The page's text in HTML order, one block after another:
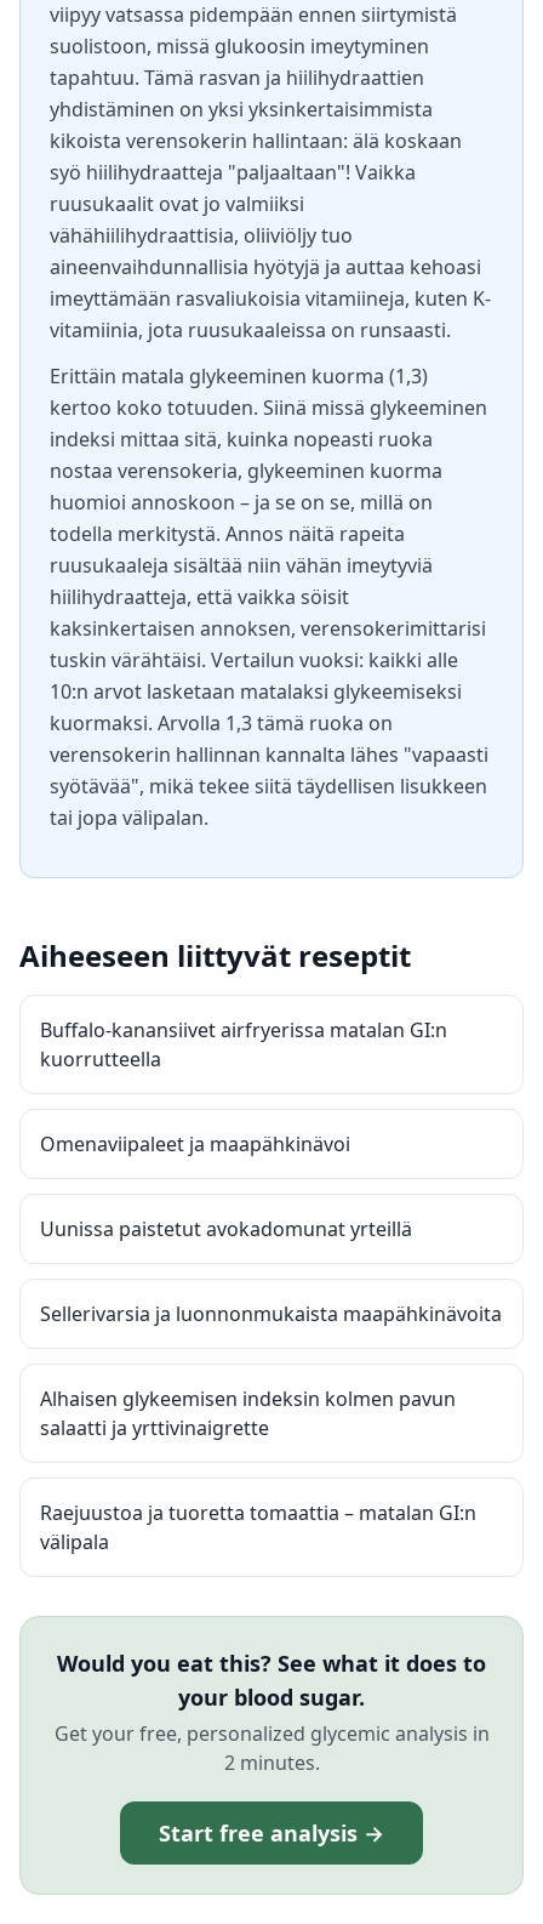
viipyy vatsassa pidempään ennen siirtymistä
suolistoon, missä glukoosin imeytyminen
tapahtuu. Tämä rasvan ja hiilihydraattien
yhdistäminen on yksi yksinkertaisimmista
kikoista verensokerin hallintaan: älä koskaan
syö hiilihydraatteja "paljaaltaan"! Vaikka
ruusukaalit ovat jo valmiiksi
vähähiilihydraattisia, oliiviöljy tuo
aineenvaihdunnallisia hyötyjä ja auttaa kehoasi
imeyttämään rasvaliukoisia vitamiineja, kuten K-
vitamiinia, jota ruusukaaleissa on runsaasti.
Erittäin matala glykeeminen kuorma (1,3)
kertoo koko totuuden. Siinä missä glykeeminen
indeksi mittaa sitä, kuinka nopeasti ruoka
nostaa verensokeria, glykeeminen kuorma
huomioi annoskoon – ja se on se, millä on
todella merkitystä. Annos näitä rapeita
ruusukaaleja sisältää niin vähän imeytyviä
hiilihydraatteja, että vaikka söisit
kaksinkertaisen annoksen, verensokerimittarisi
tuskin värähtäisi. Vertailun vuoksi: kaikki alle
10:n arvot lasketaan matalaksi glykeemiseksi
kuormaksi. Arvolla 1,3 tämä ruoka on
verensokerin hallinnan kannalta lähes "vapaasti
syötävää", mikä tekee siitä täydellisen lisukkeen
tai jopa välipalan.
Aiheeseen liittyvät reseptit
Buffalo-kanansiivet airfryerissa matalan GI:n
kuorrutteella
Omenaviipaleet ja maapähkinävoi
Uunissa paistetut avokadomunat yrteillä
Sellerivarsia ja luonnonmukaista maapähkinävoita
Alhaisen glykeemisen indeksin kolmen pavun
salaatti ja yrttivinaigrette
Raejuustoa ja tuoretta tomaattia – matalan GI:n
välipala
Would you eat this? See what it does to
your blood sugar.
Get your free, personalized glycemic analysis in
2 minutes.
Start free analysis →